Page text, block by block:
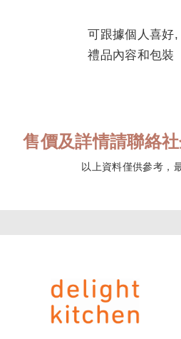
可跟據個人喜好,
禮品內容和包裝
售價及詳情請聯絡社
以上資料僅供參考，